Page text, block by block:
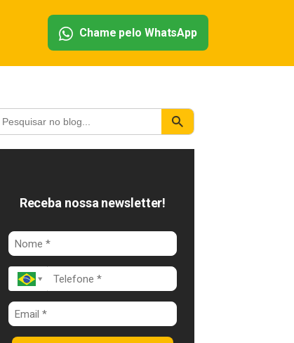
Chame pelo WhatsApp
Receba nossa newsletter!